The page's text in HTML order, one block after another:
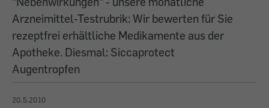
Arzneimittel-Testrubrik: Wir bewerten für Sie
rezeptfrei erhältliche Medikamente aus der
Apotheke. Diesmal: Siccaprotect
Augentropfen
20.5.2010